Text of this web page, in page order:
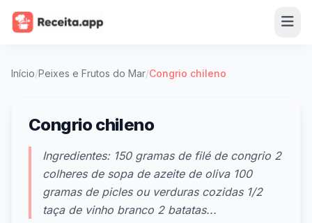
Início/Peixes e Frutos do Mar/Congrio chileno
Congrio chileno
Ingredientes: 150 gramas de filé de congrio 2
colheres de sopa de azeite de oliva 100
gramas de picles ou verduras cozidas 1/2
taça de vinho branco 2 batatas...